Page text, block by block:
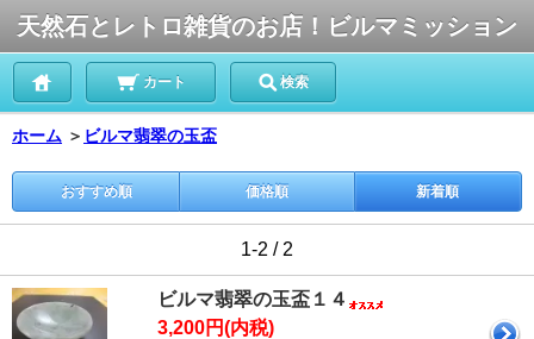
天然石とレトロ雑貨のお店！ビルマミッション
カート 検索
ホーム ＞ ビルマ翡翠の玉盃
おすすめ順 価格順 新着順
1-2 / 2
ビルマ翡翠の玉盃１４
3,200円(内税)